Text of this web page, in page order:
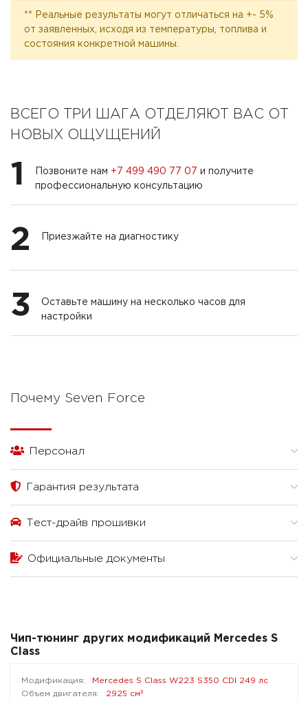
** Реальные результаты могут отличаться на +- 5%
от заявленных, исходя из температуры, топлива и
состояния конкретной машины.
ВСЕГО ТРИ ШАГА ОТДЕЛЯЮТ ВАС ОТ
НОВЫХ ОЩУЩЕНИЙ
1 Позвоните нам +7 499 490 77 07 и получите
профессиональную консультацию
2 Приезжайте на диагностику
3
Оставьте машину на несколько часов для
настройки
Почему Seven Force
Персонал
Гарантия результата
Тест-драйв прошивки
Официальные документы
Чип-тюнинг других модификаций Mercedes S
Class
Mercedes S Class W223 S350 CDI 249 лс
2925 см³